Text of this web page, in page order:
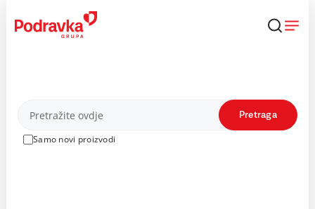
content
Proizvodi
Samo novi proizvodi
Pretraga